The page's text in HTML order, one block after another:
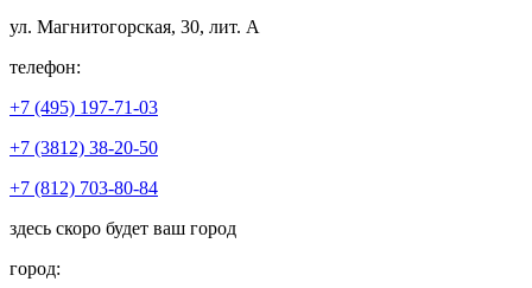
ул. Магнитогорская, 30, лит. А
телефон:
+7 (495) 197-71-03
+7 (3812) 38-20-50
+7 (812) 703-80-84
здесь скоро будет ваш город
город: